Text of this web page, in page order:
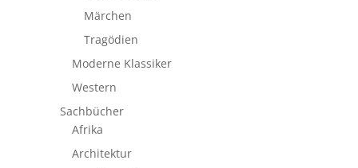
Märchen
Tragödien
Moderne Klassiker
Western
Sachbücher
Afrika
Architektur